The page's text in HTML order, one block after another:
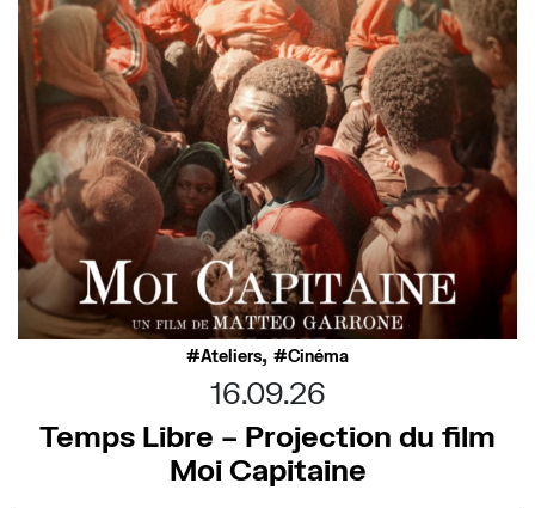
Ateliers, Cinéma
16.09.26
Temps Libre – Projection du film
Moi Capitaine